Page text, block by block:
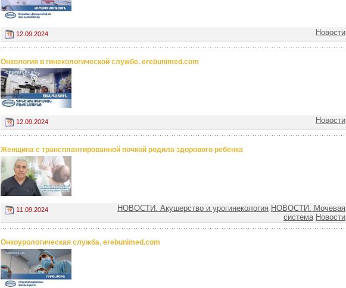
12.09.2024 Новости
Онкология в гинекологической службе. erebunimed.com
12.09.2024 Новости
Женщина c трансплантированной почкой родила здорового ребенка
11.09.2024 НОВОСТИ. Акушерство и урогинекология НОВОСТИ. Мочевая
система Новости
Онкоурологическая служба. erebunimed.com